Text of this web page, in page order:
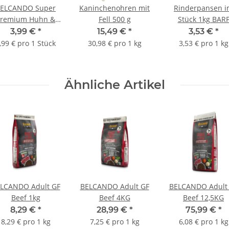
Super
Huhn &
Ente mit Hirse &
Karotten 800 g
3,99 € *
€ pro 1 Stück
Kaninchenohren mit
Fell 500 g
15,49 € *
30,98 € pro 1 kg
Rinderpansen
Stück 1kg BARF
Frostfutter
3,53 € *
3,53 € pro 1 kg
Ähnliche Artikel
Adult GF
Beef 1kg
8,29 € *
8,29 € pro 1 kg
BELCANDO Adult GF
Beef 4KG
28,99 € *
7,25 € pro 1 kg
BELCANDO Adult
Beef 12,5KG
75,99 € *
6,08 € pro 1 kg